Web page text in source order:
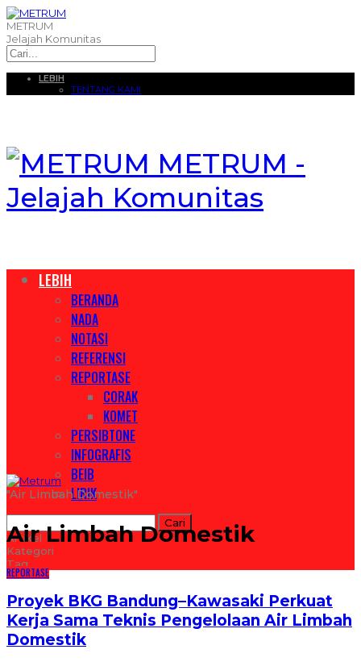
METRUM
Jelajah Komunitas
LEBIH
TENTANG KAMI
METRUM -
Jelajah Komunitas
LEBIH
BERANDA
NADA
NOTASI
REFERENSI
REPORTASE
CORAK
KOMET
PERSIBTONE
INFOGRAFIS
BEIB
LIRIK
Artikel
Kategori
Tag
"air Limbah Domestik"
Air Limbah Domestik
REPORTASE
Proyek BKG Bandung–Kawasaki Perkuat
Kerja Sama Teknis Pengelolaan Air Limbah
Domestik